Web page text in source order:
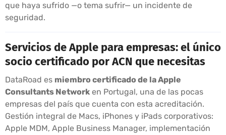
que haya sufrido —o tema sufrir— un incidente de
seguridad.
Servicios de Apple para empresas: el único
socio certificado por ACN que necesitas
DataRoad es miembro certificado de la Apple
Consultants Network en Portugal, una de las pocas
empresas del país que cuenta con esta acreditación.
Gestión integral de Macs, iPhones y iPads corporativos:
Apple MDM, Apple Business Manager, implementación